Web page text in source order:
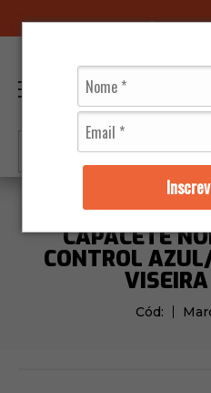
CAPACETE
CONTROL
Cód: